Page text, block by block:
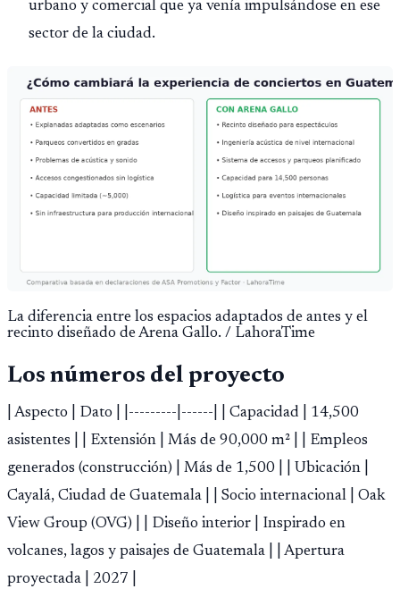
urbano y comercial que ya venía impulsándose en ese
sector de la ciudad.
La diferencia entre los espacios adaptados de antes y el
recinto diseñado de Arena Gallo. / LahoraTime
Los números del proyecto
| Aspecto | Dato | |---------|------| | Capacidad | 14,500
asistentes | | Extensión | Más de 90,000 m² | | Empleos
generados (construcción) | Más de 1,500 | | Ubicación |
Cayalá, Ciudad de Guatemala | | Socio internacional | Oak
View Group (OVG) | | Diseño interior | Inspirado en
volcanes, lagos y paisajes de Guatemala | | Apertura
proyectada | 2027 |